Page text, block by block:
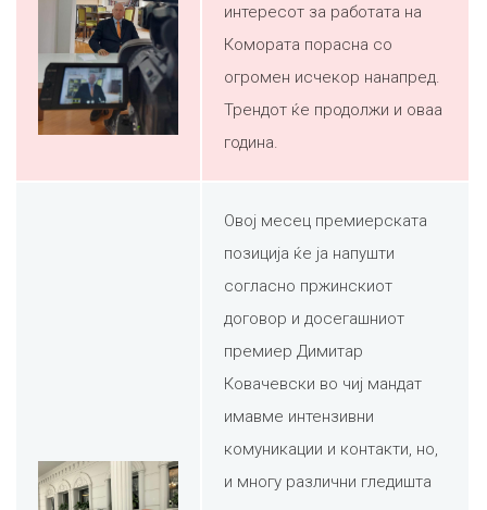
интересот за работата на
Комората порасна со
огромен исчекор нанапред.
Трендот ќе продолжи и оваа
година.
Овој месец премиерската
позиција ќе ја напушти
согласно пржинскиот
договор и досегашниот
премиер Димитар
Ковачевски во чиј мандат
имавме интензивни
комуникации и контакти, но,
и многу различни гледишта